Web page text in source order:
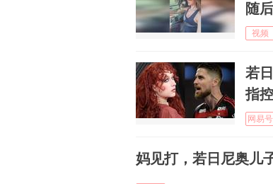
随
视频
若
指
网易号
妈见打，若日尼奥儿